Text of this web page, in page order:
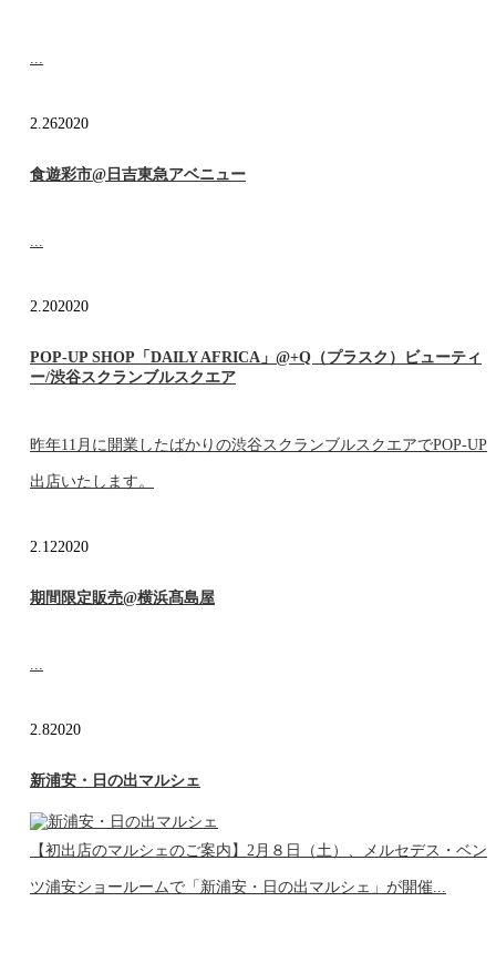
2.262020
食遊彩市@日吉東急アベニュー
...
2.202020
POP-UP SHOP「DAILY AFRICA」@+Q（プラスク）ビューティ
ー/渋谷スクランブルスクエア
昨年11月に開業したばかりの渋谷スクランブルスクエアでPOP-UP
出店いたします。
2.122020
期間限定販売@横浜髙島屋
...
2.82020
新浦安・日の出マルシェ
【初出店のマルシェのご案内】2月８日（土）、メルセデス・ベン
ツ浦安ショールームで「新浦安・日の出マルシェ」が開催...